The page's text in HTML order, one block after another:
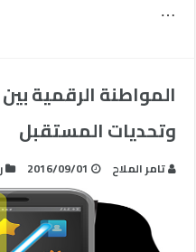
…
المواطنة الرقمية
وتحديات المستقبل
تامر الملاح 2016/09/01